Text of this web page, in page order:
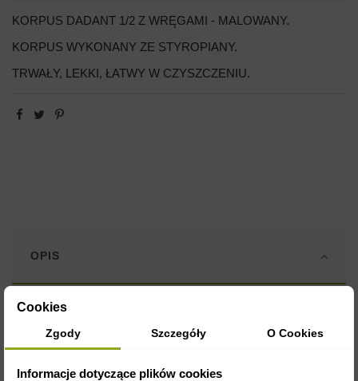
KORPUS DADANT 1/2 Z WRĘGAMI - MALOWANY.
KORPUS WYKONANY ZE STYROPIANY.
TRWAŁY, LEKKI, ŁATWY W CZYSZCZENIU.
OPIS
Korpus nadstawkowy służący jako magazyny miodowy. Korpus
taki, w zależności od rozmiarów ramki gniazdowej, ma
zazwyczaj wysokość jak i pojemność połowy korpusu
Cookies
Zgody Szczegóły O Cookies
Informacje dotyczące plików cookies